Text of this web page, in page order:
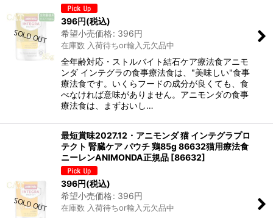
396円(税込)
希望小売価格: 396円
在庫数 入荷待ちor輸入元欠品中
全年齢対応・ストルバイト結石ケア療法食アニモ
ンダ インテグラの食事療法食は、"美味しい"食事
療法食です。いくらフードの成分が良くても、食
べなければ意味がありません。アニモンダの食事
療法食は、まずおいし…
最短賞味2027.12・アニモンダ 猫 インテグラプロ
テクト 腎臓ケア パウチ 鶏85g 86632猫用療法食
ニーレンANIMONDA正規品 [86632]
396円(税込)
希望小売価格: 396円
在庫数 入荷待ちor輸入元欠品中